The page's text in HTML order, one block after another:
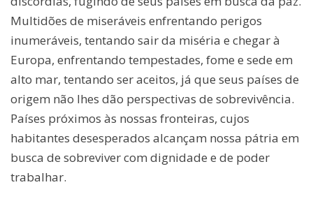
Multidões de miseráveis enfrentando perigos
inumeráveis, tentando sair da miséria e chegar à
Europa, enfrentando tempestades, fome e sede em
alto mar, tentando ser aceitos, já que seus países de
origem não lhes dão perspectivas de sobrevivência.
Países próximos às nossas fronteiras, cujos
habitantes desesperados alcançam nossa pátria em
busca de sobreviver com dignidade e de poder
trabalhar.